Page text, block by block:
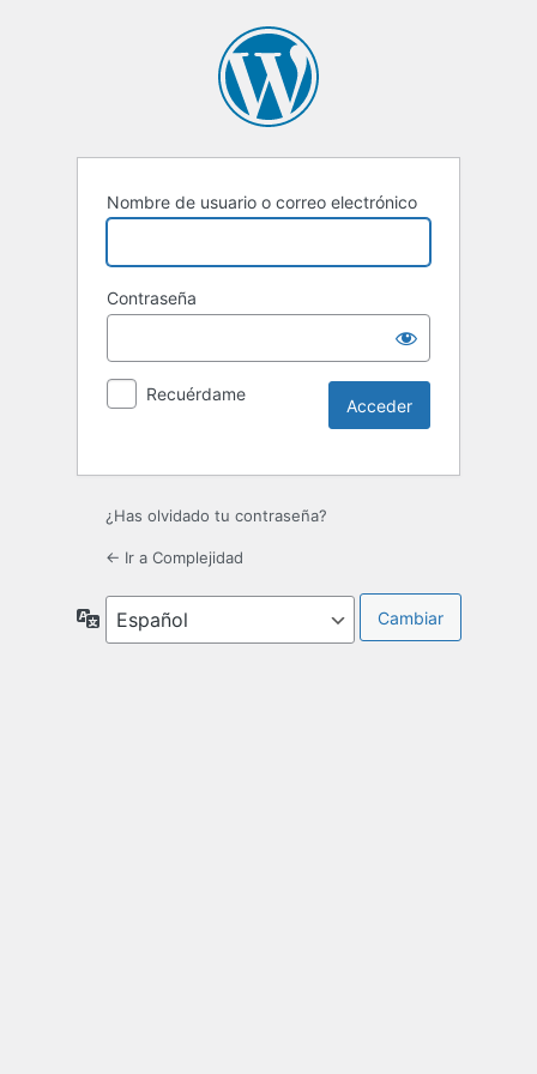
Nombre de usuario o correo electrónico
Contraseña
Recuérdame
¿Has olvidado tu contraseña?
← Ir a Complejidad
Idioma